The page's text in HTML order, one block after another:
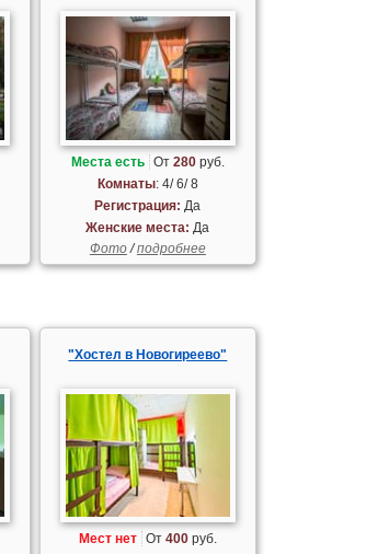
Места есть От 280руб.
Комнаты: 4/ 6/ 8
Регистрация: Да
Женские места: Да
Фото/подробнее
"Хостел в Новогиреево"
Мест нет От 400руб.